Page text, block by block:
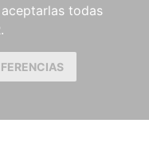
aceptarlas todas